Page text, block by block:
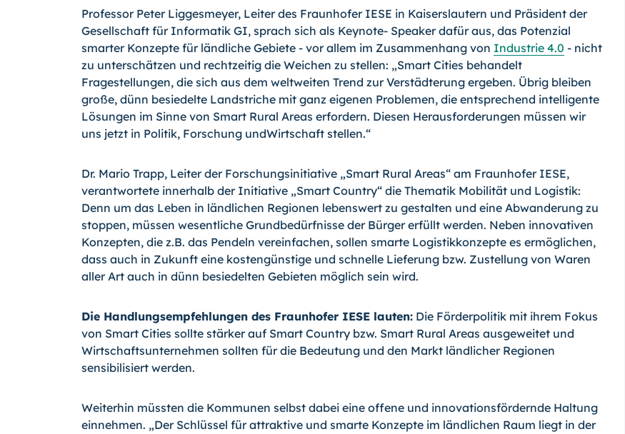
Professor Peter Liggesmeyer, Leiter des Fraunhofer IESE in Kaiserslautern und Präsi­dent der
Gesellschaft für Informatik GI, sprach sich als Keynote- Speaker dafür aus, das Potenzial
smarter Konzepte für ländliche Gebiete - vor allem im Zusammenhang von Industrie 4.0 - nicht
zu unterschätzen und rechtzeitig die Weichen zu stellen: „Smart Cities behandelt
Fragestellungen, die sich aus dem weltweiten Trend zur Ver­städterung ergeben. Übrig bleiben
große, dünn besiedelte Landstriche mit ganz eige­nen Problemen, die entsprechend intelligente
Lösungen im Sinne von Smart Rural Are­as erfordern. Diesen Herausforderungen müssen wir
uns jetzt in Politik, Forschung undWirtschaft stellen.“
Dr. Mario Trapp, Leiter der Forschungsinitiative „Smart Rural Areas“ am Fraunhofer IESE,
verantwortete innerhalb der Initiative „Smart Country“ die Thematik Mobilität und Logistik:
Denn um das Leben in ländlichen Regionen lebenswert zu gestalten und eine Abwanderung zu
stoppen, müssen wesentliche Grundbedürfnisse der Bürger er­füllt werden. Neben innovativen
Konzepten, die z.B. das Pendeln vereinfachen, sollen smarte Logistikkonzepte es ermöglichen,
dass auch in Zukunft eine kostengünstige und schnelle Lieferung bzw. Zustellung von Waren
aller Art auch in dünn besiedelten Gebieten möglich sein wird.
Die Handlungsempfehlungen des Fraunhofer IESE lauten: Die Förderpolitik mit ihrem Fokus
von Smart Cities sollte stärker auf Smart Country bzw. Smart Rural Areas ausgeweitet und
Wirtschaftsunternehmen sollten für die Bedeutung und den Markt ländlicher Regionen
sensibilisiert werden.
Weiterhin müssten die Kommunen selbst dabei eine offene und innovationsfördernde Haltung
einnehmen. „Der Schlüssel für attraktive und smarte Konzepte im ländlichen Raum liegt in der